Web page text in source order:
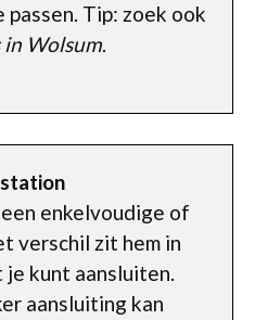
Tip: zoek ook
in Wolsum.
enkelvoudige of
verschil zit hem in
je kunt aansluiten.
aansluiting kan